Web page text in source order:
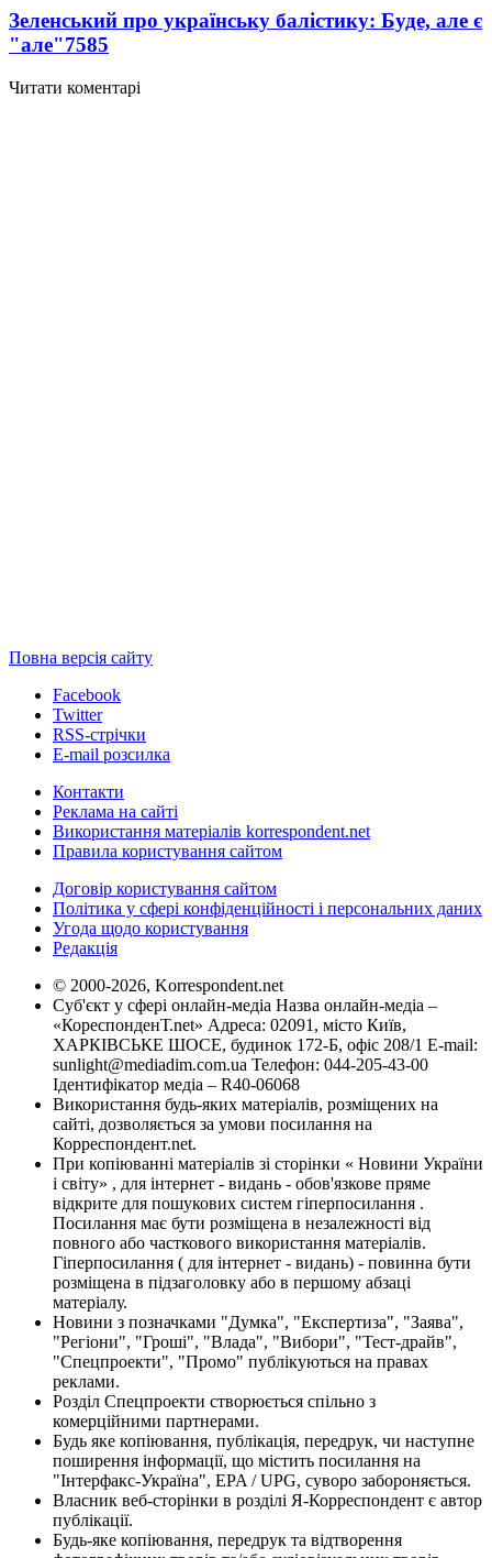
Зеленський про українську балістику: Буде, але є
"але"7585
Читати коментарі
Повна версія сайту
Facebook
Twitter
RSS-стрічки
E-mail розсилка
Контакти
Реклама на сайті
Використання матеріалів korrespondent.net
Правила користування сайтом
Договір користування сайтом
Політика у сфері конфіденційності і персональних даних
Угода щодо користування
Редакція
© 2000-2026, Korrespondent.net
Суб'єкт у сфері онлайн-медіа Назва онлайн-медіа –
«КореспонденТ.net» Адреса: 02091, місто Київ,
ХАРКІВСЬКЕ ШОСЕ, будинок 172-Б, офіс 208/1 E-mail:
sunlight@mediadim.com.ua Телефон: 044-205-43-00
Ідентифікатор медіа – R40-06068
Використання будь-яких матеріалів, розміщених на
сайті, дозволяється за умови посилання на
Корреспондент.net.
При копіюванні матеріалів зі сторінки « Новини України
і світу» , для інтернет - видань - обов'язкове пряме
відкрите для пошукових систем гіперпосилання .
Посилання має бути розміщена в незалежності від
повного або часткового використання матеріалів.
Гіперпосилання ( для інтернет - видань) - повинна бути
розміщена в підзаголовку або в першому абзаці
матеріалу.
Новини з позначками "Думка", "Експертиза", "Заява",
"Регіони", "Гроші", "Влада", "Вибори", "Тест-драйв",
"Спецпроекти", "Промо" публікуються на правах
реклами.
Розділ Спецпроекти створюється спільно з
комерційними партнерами.
Будь яке копіювання, публікація, передрук, чи наступне
поширення інформації, що містить посилання на
"Інтерфакс-Україна", EPA / UPG, суворо забороняється.
Власник веб-сторінки в розділі Я-Корреспондент є автор
публікації.
Будь-яке копіювання, передрук та відтворення